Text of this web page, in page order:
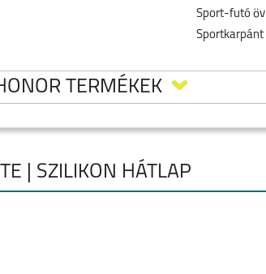
Sport-futó öv
Sportkarpánt
TERMÉKEK
| SZILIKON HÁTLAP